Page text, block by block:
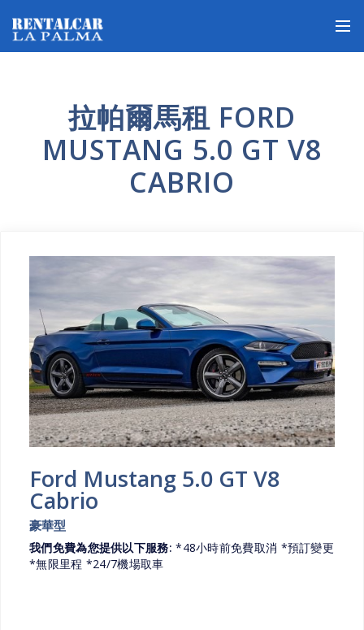
拉帕爾馬租 FORD
MUSTANG 5.0 GT V8
CABRIO
Ford Mustang 5.0 GT V8
Cabrio
豪華型
我們免費為您提供以下服務: *48小時前免費取消 *預訂變更
*無限里程 *24/7機場取車